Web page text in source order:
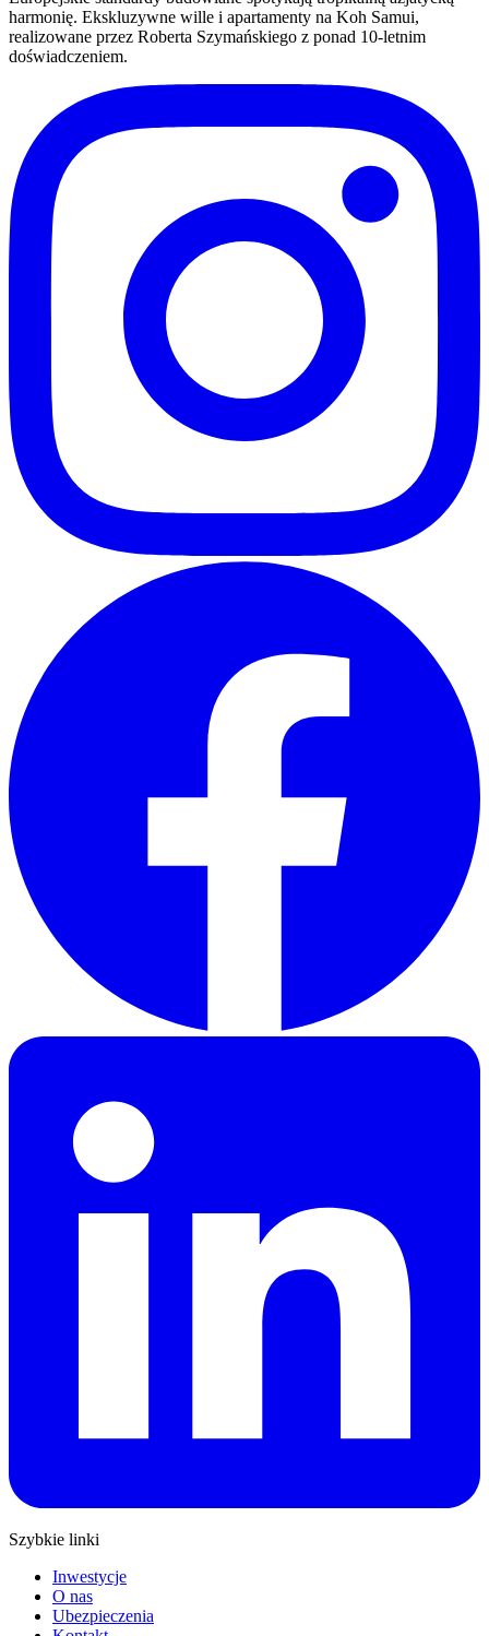
harmonię. Ekskluzywne wille i apartamenty na Koh Samui,
realizowane przez Roberta Szymańskiego z ponad 10-letnim
doświadczeniem.
Szybkie linki
Inwestycje
O nas
Ubezpieczenia